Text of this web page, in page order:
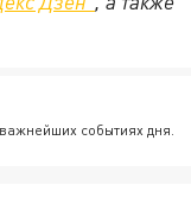
событиях дня.